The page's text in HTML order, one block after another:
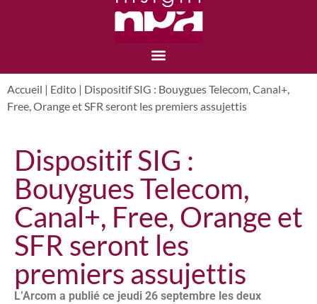
Accueil | Edito | Dispositif SIG : Bouygues Telecom, Canal+,
Free, Orange et SFR seront les premiers assujettis
Dispositif SIG :
Bouygues Telecom,
Canal+, Free, Orange et
SFR seront les
premiers assujettis
L’Arcom a publié ce jeudi 26 septembre les deux